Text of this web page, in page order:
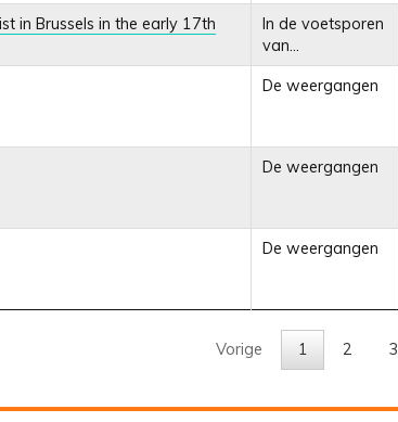
in Brussels in the early 17th
In de voetsporen
van...
De weergangen
De weergangen
De weergangen
Vorige 1 2 3